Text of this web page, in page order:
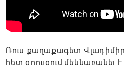
Ռուս քաղաքագետ
հետ զրույցում մեկնաբանել